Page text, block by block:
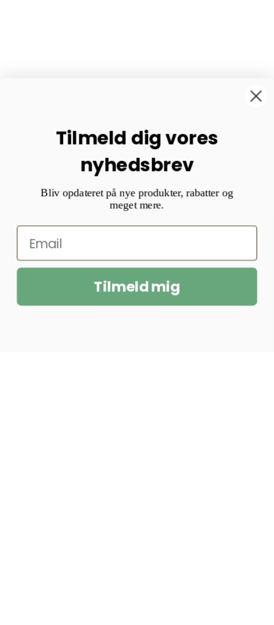
Tilmeld dig vores
nyhedsbrev
Bliv opdateret på nye produkter, rabatter og
meget mere.
Tilmeld mig